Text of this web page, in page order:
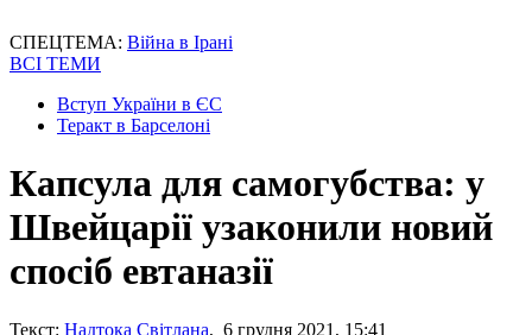
СПЕЦТЕМА: Війна в Ірані
ВСІ ТЕМИ
Вступ України в ЄС
Теракт в Барселоні
Капсула для самогубства: у
Швейцарії узаконили новий
спосіб евтаназії
Текст: Надтока Світлана, 6 грудня 2021, 15:41